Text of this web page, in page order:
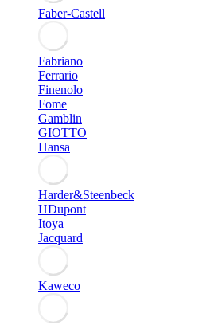
Faber-Castell
Fabriano
Ferrario
Finenolo
Fome
Gamblin
GIOTTO
Hansa
Harder&Steenbeck
HDupont
Itoya
Jacquard
Kaweco